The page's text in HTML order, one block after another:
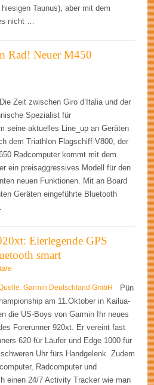
Taunus), aber mit dem
nicht …
Rad! Neuer M450
Die Zeit zwischen Giro d’Italia und der
Spezialist für
seine aktuelles Line_up an Geräten
dem Triathlon Flagschiff V800, der
Radcomputer kommt mit dem
ein preisaggressives Modell für den
neuen Funktionen. Mit an Board
Geräten eingeführte Bluetooth
Eierlegende GPS
smart
Pün
am 11.Oktober in Kailua-
die US-Boys von Garmin Ihr neues
Forerunner 920xt. Er vereint fast
620 für Läufer und Edge 1000 für
Uhr fürs Handgelenk. Zudem
Radcomputer und
einen 24/7 Activity Tracker wie man